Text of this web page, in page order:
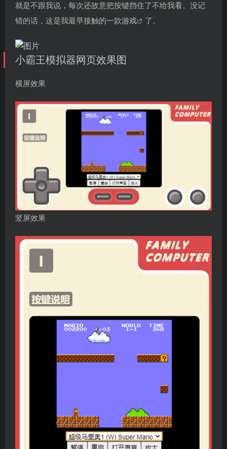
就是不跟我说，每次还故意把按键挡住了不给我看。没记
错的话，这是我最早接触的一款游戏 了。
小霸王模拟器网页效果图
横屏效果
竖屏效果